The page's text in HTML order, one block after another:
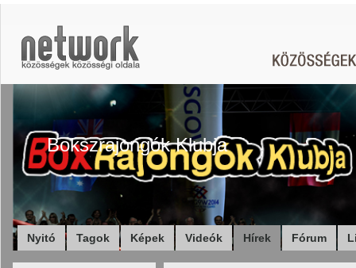
Bokszrajongók Klubja
Nyitó Tagok Képek Videók Hírek Fórum